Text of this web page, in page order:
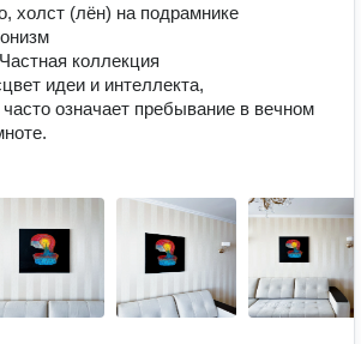
холст (лён) на подрамнике
коллекция
идеи и интеллекта,
означает пребывание в вечном